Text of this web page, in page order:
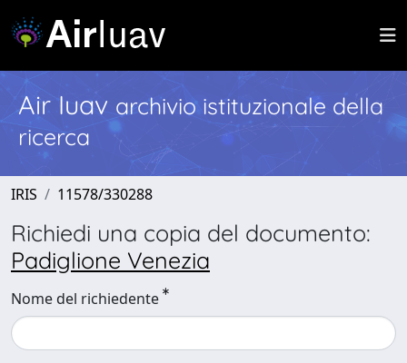
Air Iuav archivio istituzionale della
ricerca
IRIS 11578/330288
Richiedi una copia del documento:
Padiglione Venezia
Nome del richiedente